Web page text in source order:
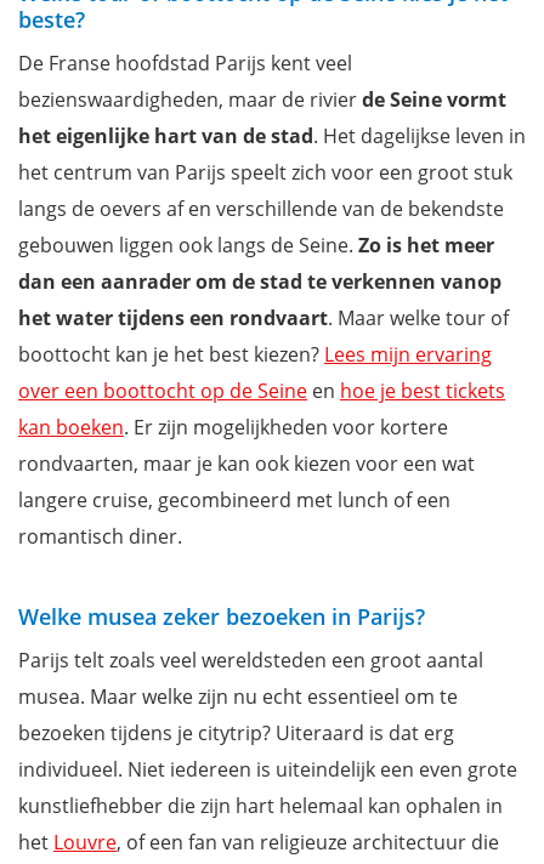
beste?
De Franse hoofdstad Parijs kent veel
bezienswaardigheden, maar de rivierde Seine vormt
het eigenlijke hart van de stad. Het dagelijkse leven in
het centrum van Parijs speelt zich voor een groot stuk
langs de oevers af en verschillende van de bekendste
gebouwen liggen ook langs de Seine. Zo is het meer
dan een aanrader om de stad te verkennen vanop
het water tijdens een rondvaart. Maar welke tour of
boottocht kan je het best kiezen? Lees mijn ervaring
over een boottocht op de Seine en hoe je best tickets
kan boeken. Er zijn mogelijkheden voor kortere
rondvaarten, maar je kan ook kiezen voor een wat
langere cruise, gecombineerd met lunch of een
romantisch diner.
Welke musea zeker bezoeken in Parijs?
Parijs telt zoals veel wereldsteden een groot aantal
musea. Maar welke zijn nu echt essentieel om te
bezoeken tijdens je citytrip? Uiteraard is dat erg
individueel. Niet iedereen is uiteindelijk een even grote
kunstliefhebber die zijn hart helemaal kan ophalen in
het Louvre, of een fan van religieuze architectuur die